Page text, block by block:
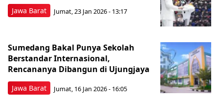
Jawa Barat Jumat, 23 Jan 2026 - 13:17
Jawa Barat
Sumedang Bakal Punya Sekolah
Berstandar Internasional,
Rencananya Dibangun di Ujungjaya
Jumat, 16 Jan 2026 - 16:05